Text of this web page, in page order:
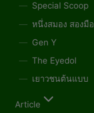
Special Scoop
หนึ่งสมอง สองมือ
Gen Y
The Eyedol
เยาวชนต้นแบบ
Article